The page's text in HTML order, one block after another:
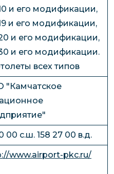
и его модификации,
и его модификации,
и его модификации,
и его модификации.
всех типов
"Камчатское
00 с.ш. 158 27 00 в.д.
www.airport-pkc.ru/